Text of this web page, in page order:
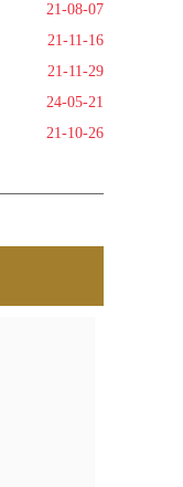
21-08-07
21-11-16
21-11-29
24-05-21
21-10-26